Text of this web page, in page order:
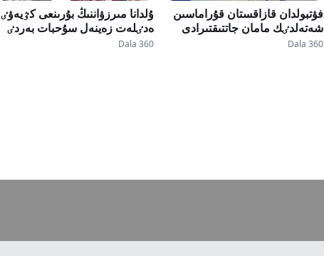
فۋتبولدان قازاقستان قۇراماسىن
شەتەلدٸك مامان جاتتىقتىرادى
Dala 360
ۇلدانا مىرزۋاننىڭ بۇرىنعى كٷيەۋٸ
ەدٸلەت زەينەل سۇحبات بەردٸ
Dala 360